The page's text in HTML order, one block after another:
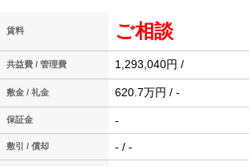
賃料 ご相談
共益費 / 管理費 1,293,040円 /
敷金 / 礼金 620.7万円 / -
保証金 -
敷引 / 償却 - / -